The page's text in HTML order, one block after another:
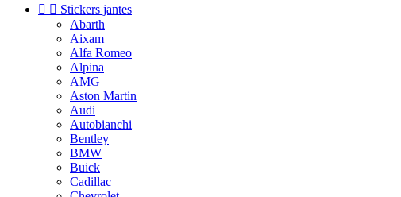
  Stickers jantes
Abarth
Aixam
Alfa Romeo
Alpina
AMG
Aston Martin
Audi
Autobianchi
Bentley
BMW
Buick
Cadillac